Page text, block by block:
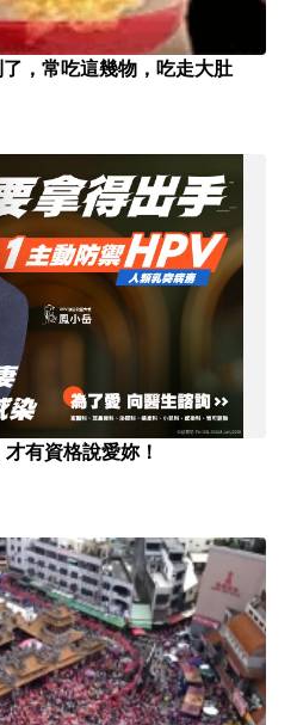
，常吃這幾物，吃走大肚
有資格說愛妳！